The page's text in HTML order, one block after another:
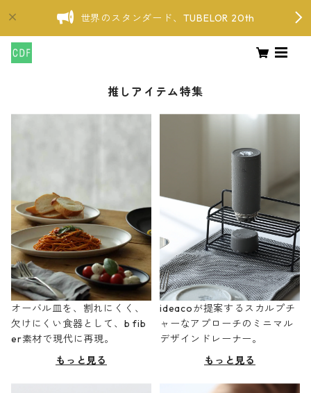
世界のスタンダード、TUBELOR 20th
推しアイテム特集
オーバル皿を、割れにくく、
欠けにくい食器として、b fib
er素材で現代に再現。
もっと見る
ideacoが提案するスカルプチ
ャーなアプローチのミニマル
デザインドレーナー。
もっと見る